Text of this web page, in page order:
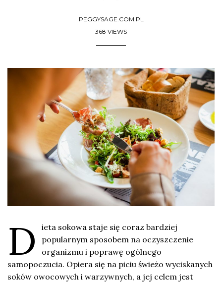
PEGGYSAGE.COM.PL
368 VIEWS
D
ieta sokowa staje się coraz bardziej
popularnym sposobem na oczyszczenie
organizmu i poprawę ogólnego
samopoczucia. Opiera się na piciu świeżo wyciskanych
soków owocowych i warzywnych, a jej celem jest